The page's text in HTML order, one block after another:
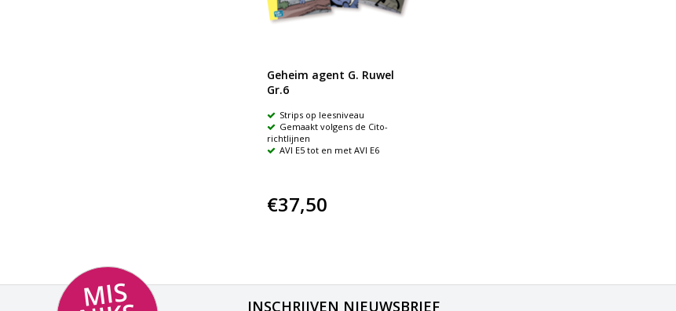
Geheim agent G. Ruwel
Gr.6
Strips op leesniveau
Gemaakt volgens de Cito-
richtlijnen
AVI E5 tot en met AVI E6
€37,50
MI
S
NI
K
M
E
E INSCHRIJVEN NIEUWSBRIEF